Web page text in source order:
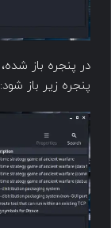
پنجره زیر باز شود: